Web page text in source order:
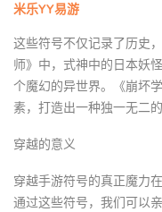
米乐YY易游
这些符号不仅记录了历史
师》中，式神中的日本妖
个魔幻的异世界。《崩坏
素，打造出一种独一无二的
穿越的意义
穿越手游符号的真正魔力
通过这些符号，我们可以